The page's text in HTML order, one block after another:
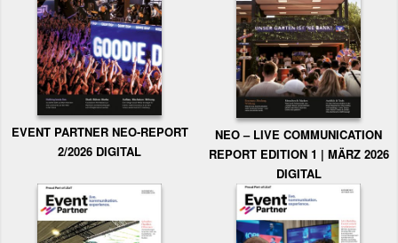
EVENT PARTNER NEO-REPORT
2/2026 DIGITAL
NEO – LIVE COMMUNICATION
REPORT EDITION 1 | MÄRZ 2026
DIGITAL